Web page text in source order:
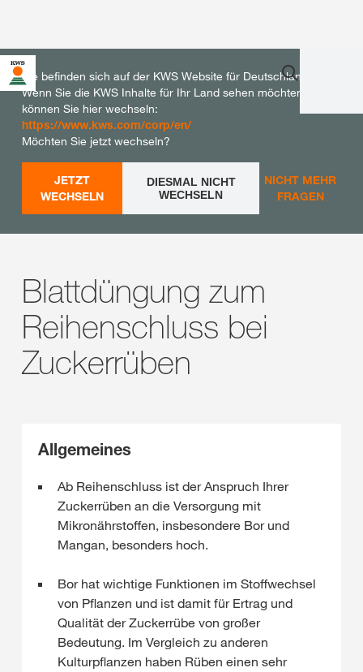
Sie befinden sich auf der KWS Website für Deutschland.
Wenn Sie die KWS Inhalte für Ihr Land sehen möchten,
können Sie hier wechseln:
https://www.kws.com/corp/en/
Möchten Sie jetzt wechseln?
JETZT
WECHSELN
DIESMAL NICHT
WECHSELN
NICHT MEHR
FRAGEN
Blattdüngung zum
Reihenschluss bei
Zuckerrüben
Allgemeines
Ab Reihenschluss ist der Anspruch Ihrer
Zuckerrüben an die Versorgung mit
Mikronährstoffen, insbesondere Bor und
Mangan, besonders hoch.
Bor hat wichtige Funktionen im Stoffwechsel
von Pflanzen und ist damit für Ertrag und
Qualität der Zuckerrübe von großer
Bedeutung. Im Vergleich zu anderen
Kulturpflanzen haben Rüben einen sehr